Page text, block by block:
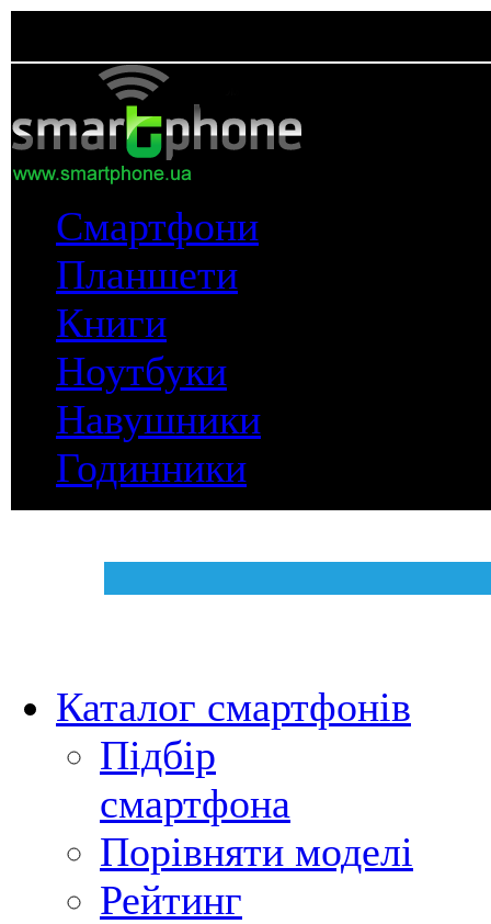
Смартфони
Планшети
Книги
Ноутбуки
Навушники
Годинники
Каталог смартфонів
Підбір
смартфона
Порівняти моделі
Рейтинг